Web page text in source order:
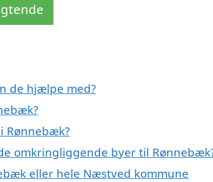
de hjælpe med?
Rønnebæk?
omkringliggende byer til
eller hele Næstved kommune